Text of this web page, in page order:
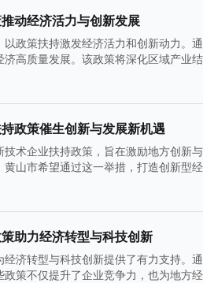
动经济活力与创新发展
政策扶持激发经济活力和创新动力。
高质量发展。该政策将深化区域产业
政策催生创新与发展新机遇
术企业扶持政策，旨在激励地方创新
山市希望通过这一举措，打造创新型
助力经济转型与科技创新
济转型与科技创新提供了有力支持。
策不仅提升了企业竞争力，也为地方